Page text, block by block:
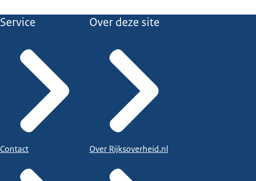
Service
Contact
Over deze site
Over Rijksoverheid.nl